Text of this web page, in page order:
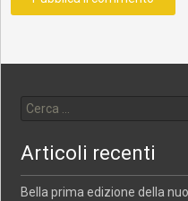
Articoli recenti
Bella prima edizione della